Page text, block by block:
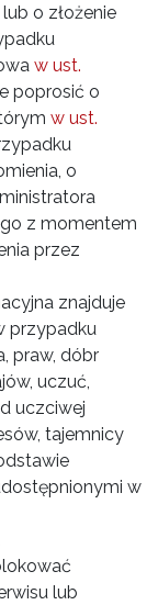
o złożenie
w ust.
poprosić o
w ust.
o
z momentem
przez
znajduje
przypadku
praw, dóbr
uczuć,
uczciwej
tajemnicy
w
lub